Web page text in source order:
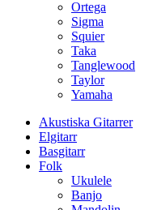
Ortega
Sigma
Squier
Taka
Tanglewood
Taylor
Yamaha
Akustiska Gitarrer
Elgitarr
Basgitarr
Folk
Ukulele
Banjo